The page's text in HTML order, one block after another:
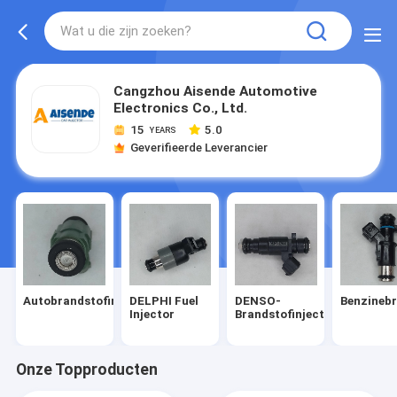
Cangzhou Aisende Automotive
Electronics Co., Ltd.
15 YEARS
5.0
Geverifieerde Leverancier
AutobrandstofinjectorsDELPHI Fuel
Injector
DENSO-
Brandstofinjector
Onze Topproducten